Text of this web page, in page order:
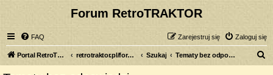
Forum RetroTRAKTOR
FAQ Zaloguj się
Zarejestruj się
Portal RetroTRAKTOR.pl retrotraktor.pl/forum Szukaj Tematy bez odpowiedzi